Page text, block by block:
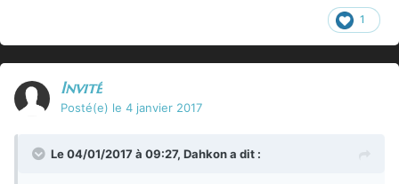
1
Invité
Posté(e) le 4 janvier 2017
Le 04/01/2017 à 09:27, Dahkona dit :